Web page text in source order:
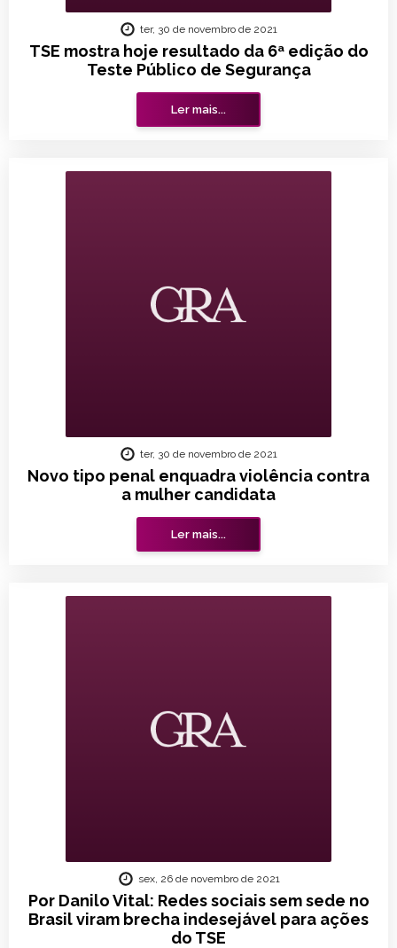
TSE mostra hoje resultado da 6ª edição do
Teste Público de Segurança
ter, 30 de novembro de 2021
Ler mais...
Novo tipo penal enquadra violência contra
a mulher candidata
ter, 30 de novembro de 2021
Ler mais...
Por Danilo Vital: Redes sociais sem sede no
Brasil viram brecha indesejável para ações
do TSE
sex, 26 de novembro de 2021